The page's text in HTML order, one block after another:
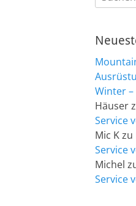
nach:
Winter
Häuser
Service
Mic Kzu
Service
Michel
Service